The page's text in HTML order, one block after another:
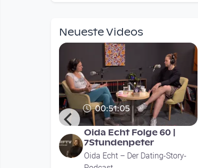
Neueste Videos
00:51:05
Oida Echt Folge 60 |
7Stundenpeter
Oida Echt – Der Dating-Story-